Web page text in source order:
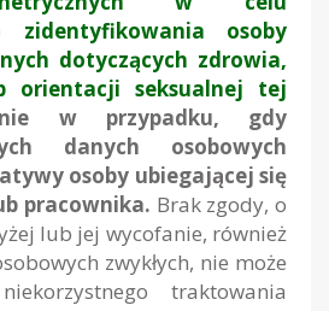
zidentyfikowania osoby
dotyczących zdrowia,
orientacji seksualnej tej
w przypadku, gdy
danych osobowych
osoby ubiegającej się
pracownika. Brak zgody, o
lub jej wycofanie, również
zwykłych, nie może
traktowania